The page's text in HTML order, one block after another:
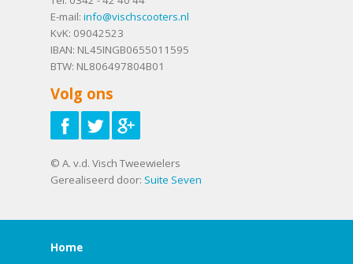
E-mail: info@vischscooters.nl
KvK: 09042523
IBAN: NL45INGB0655011595
BTW: NL806497804B01
Volg ons
© A. v.d. Visch Tweewielers
Gerealiseerd door: Suite Seven
Home